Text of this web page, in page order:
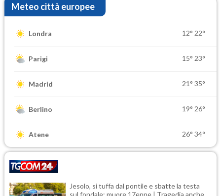
Meteo città europee
Londra 12° 22°
Parigi 15° 23°
Madrid 21° 35°
Berlino 19° 26°
Atene 26° 34°
Jesolo, si tuffa dal pontile e sbatte la testa
sul fondale: muore 17enne | Tragedia anche